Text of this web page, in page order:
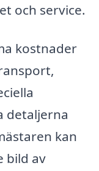
och service.
kostnader
detaljerna
kan
bild av